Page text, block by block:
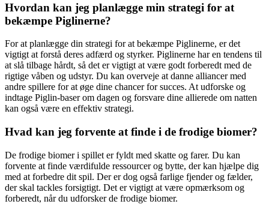
Hvordan kan jeg planlægge min strategi for at
bekæmpe Piglinerne?
For at planlægge din strategi for at bekæmpe Piglinerne, er det
vigtigt at forstå deres adfærd og styrker. Piglinerne har en tendens til
at slå tilbage hårdt, så det er vigtigt at være godt forberedt med de
rigtige våben og udstyr. Du kan overveje at danne alliancer med
andre spillere for at øge dine chancer for succes. At udforske og
indtage Piglin-baser om dagen og forsvare dine allierede om natten
kan også være en effektiv strategi.
Hvad kan jeg forvente at finde i de frodige biomer?
De frodige biomer i spillet er fyldt med skatte og farer. Du kan
forvente at finde værdifulde ressourcer og bytte, der kan hjælpe dig
med at forbedre dit spil. Der er dog også farlige fjender og fælder,
der skal tackles forsigtigt. Det er vigtigt at være opmærksom og
forberedt, når du udforsker de frodige biomer.